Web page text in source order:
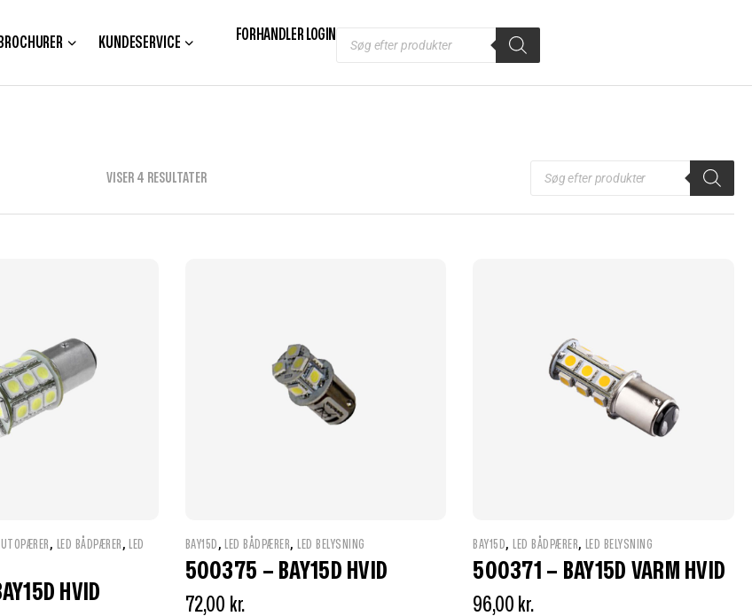
BROCHURER KUNDESERVICE
FORHANDLER LOGIN
VISER 4 RESULTATER
, LED BÅDPÆRER ,LED
HVID
BAY15D ,LED BÅDPÆRER,LED BELYSNING
500375 – BAY15D HVID
72,00 kr.
BAY15D, LED BÅDPÆRER, LED BELYSNING
500371 – BAY15D VARM HVID
96,00 kr.